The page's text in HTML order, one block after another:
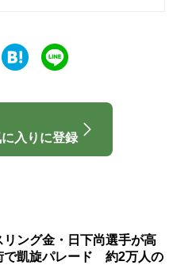
入りに登録
リング金・日下尚選手が高
で凱旋パレード 約2万人の